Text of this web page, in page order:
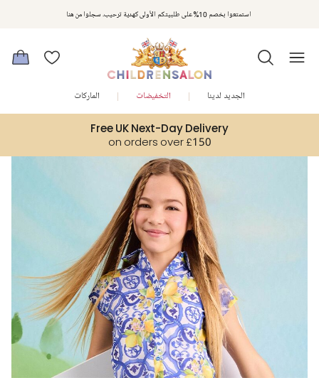
استمتعوا بخصم 10% على طلبيتكم الأولى كهدية ترحيب. سجلوا من هنا
مكافآت تشلدرن صالون | اجمعوا النقاط مع كل عملية شراء لتحصلوا على هدايا حصرية وعروض مصممة خصيصا لتلبي
متطلباتكم
Free UK Next-Day Delivery
on orders over £150
الجديد لدينا التخفيضات الماركات